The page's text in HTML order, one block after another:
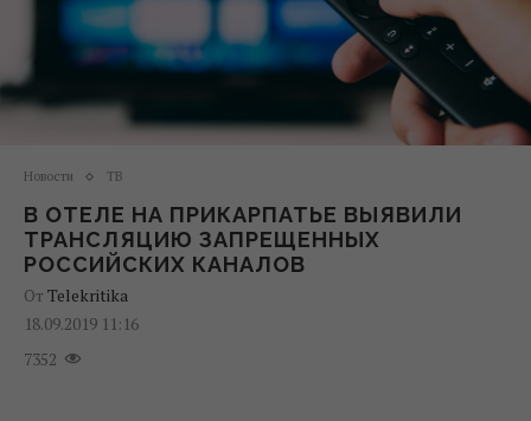
Новости ТВ
В ОТЕЛЕ НА ПРИКАРПАТЬЕ ВЫЯВИЛИ
ТРАНСЛЯЦИЮ ЗАПРЕЩЕННЫХ
РОССИЙСКИХ КАНАЛОВ
От Telekritika
18.09.2019 11:16
7352